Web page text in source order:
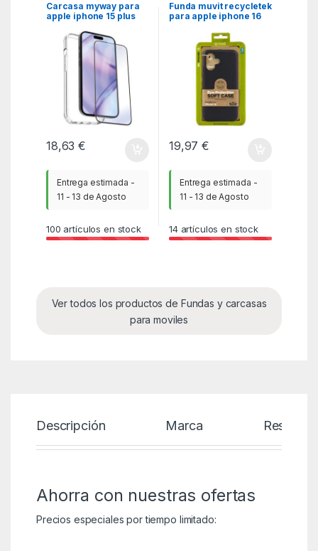
Carcasa myway para
apple iphone 15 plus
protector pantalla
cristal templado
18,63€
Entrega estimada -
11 - 13 de Agosto
100 artículos en stock
Funda muvit recycletek
para apple iphone 16
19,97€
Entrega estimada -
11 - 13 de Agosto
14artículos en stock
Ver todos los productos de Fundas y carcasas
para moviles
Descripción Marca Reseñas
Ahorra con nuestras ofertas
Precios especiales por tiempo limitado: